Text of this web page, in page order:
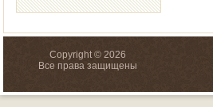
Copyright © 2026
Все права защищены